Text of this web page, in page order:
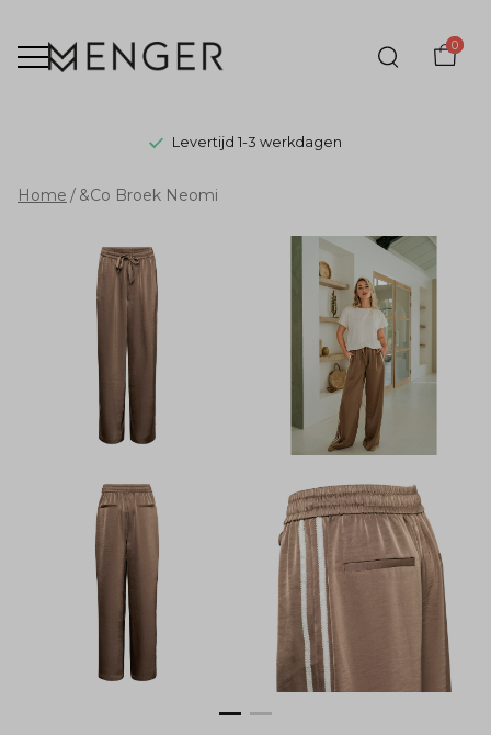
0
Levertijd 1-3 werkdagen
&Co
Broek
Neomi
Menger
Mode
Home &Co Broek Neomi